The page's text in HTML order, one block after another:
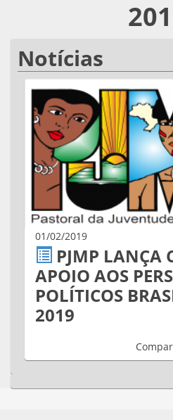
Notícias
01/02/2019
PJMP LANÇA
APOIO AOS
POLÍTICOS
2019